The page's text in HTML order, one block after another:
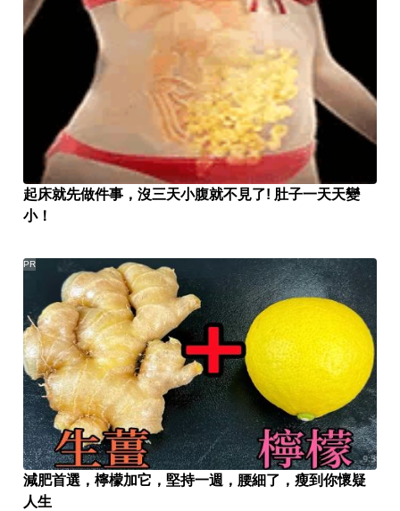
起床就先做件事，沒三天小腹就不見了! 肚子一天天變
小！
減肥首選，檸檬加它，堅持一週，腰細了，瘦到你懷疑
人生
PR